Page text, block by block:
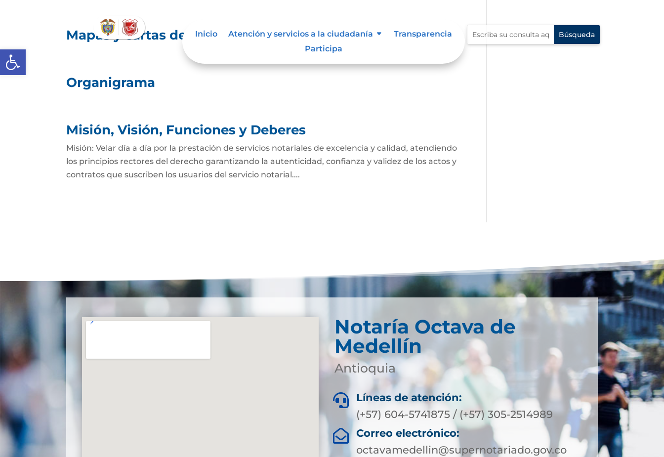
Abrir barra de herramientas
Inicio Atención y servicios a la ciudadanía
Transparencia
Participa
Mapas y cartas descriptivas de los procesos
Organigrama
Misión, Visión, Funciones y Deberes
Misión: Velar día a día por la prestación de servicios notariales de excelencia y calidad, atendiendo
los principios rectores del derecho garantizando la autenticidad, confianza y validez de los actos y
contratos que suscriben los usuarios del servicio notarial....
Notaría Octava de
Medellín
Antioquia

Líneas de atención:
(+57) 604-5741875 / (+57) 305-2514989

Correo electrónico:
octavamedellin@supernotariado.gov.co